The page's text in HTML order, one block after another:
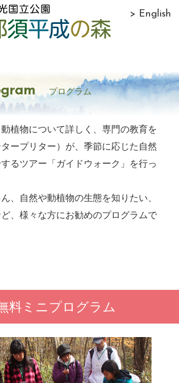
> English
プログラム
植物について詳しく、専門の教育を
ープリター）が、季節に応じた自然
るツアー「ガイドウォーク」を行っ
、自然や動植物の生態を知りたい、
、様々な方にお勧めのプログラムで
料ミニプログラム